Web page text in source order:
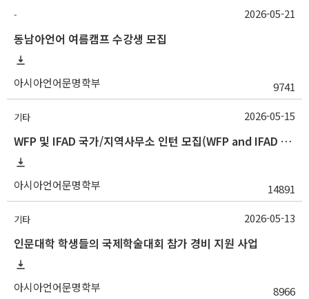
-
동남아언어 여름캠프 수강생 모집
아시아언어문명학부 9741
2026-05-21
기타
WFP 및 IFAD 국가/지역사무소 인턴 모집(WFP and IFAD Country/Regional Office Internship Opportunities)
아시아언어문명학부 14891
2026-05-15
기타
인문대학 학생들의 국제학술대회 참가 경비 지원 사업
아시아언어문명학부 8966
2026-05-13